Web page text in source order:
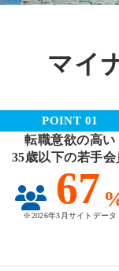
マイ
POINT 01
転職意欲の高い
35歳以下の若手会
67
※2026年3月サイトデータ